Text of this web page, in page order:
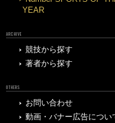
YEAR
ARCHIVE
競技から探す
著者から探す
OTHERS
お問い合わせ
動画・バナー広告につい